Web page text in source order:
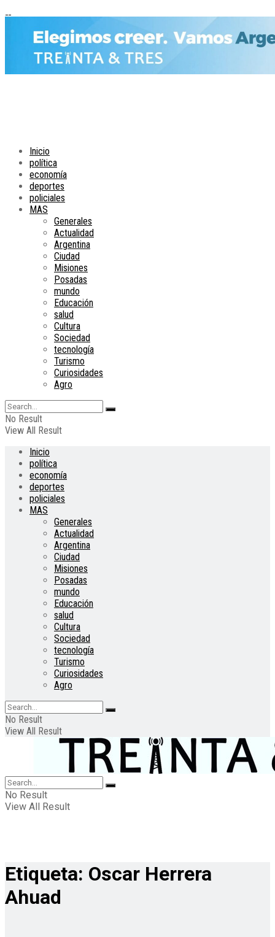
Inicio
política
economía
deportes
policiales
MAS
Generales
Actualidad
Argentina
Ciudad
Misiones
Posadas
mundo
Educación
salud
Cultura
Sociedad
tecnología
Turismo
Curiosidades
Agro
No Result
View All Result
Inicio
política
economía
deportes
policiales
MAS
Generales
Actualidad
Argentina
Ciudad
Misiones
Posadas
mundo
Educación
salud
Cultura
Sociedad
tecnología
Turismo
Curiosidades
Agro
No Result
View All Result
No Result
View All Result
Etiqueta: Oscar Herrera
Ahuad